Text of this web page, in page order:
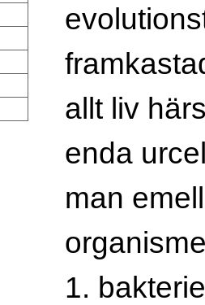
allt liv
enda
man
1.